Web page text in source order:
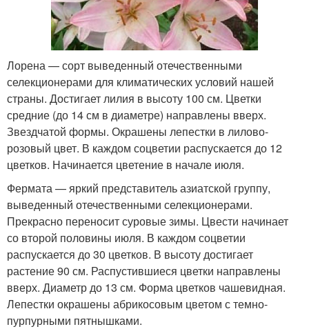
Лорена — сорт выведенный отечественными
селекционерами для климатических условий нашей
страны. Достигает лилия в высоту 100 см. Цветки
средние (до 14 см в диаметре) направлены вверх.
Звездчатой формы. Окрашены лепестки в лилово-
розовый цвет. В каждом соцветии распускается до 12
цветков. Начинается цветение в начале июля.
Фермата — яркий представитель азиатской группу,
выведенный отечественными селекционерами.
Прекрасно переносит суровые зимы. Цвести начинает
со второй половины июля. В каждом соцветии
распускается до 30 цветков. В высоту достигает
растение 90 см. Распустившиеся цветки направлены
вверх. Диаметр до 13 см. Форма цветков чашевидная.
Лепестки окрашены абрикосовым цветом с темно-
пурпурными пятнышками.